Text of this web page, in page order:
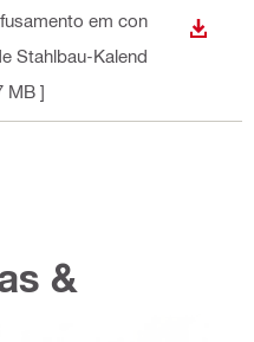
em con
Stahlbau-Kalend
MB ]
&